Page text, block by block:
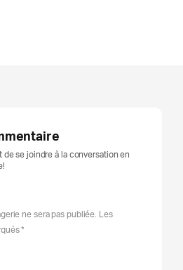
de se joindre à la conversation en
ne sera pas publiée. Les
*